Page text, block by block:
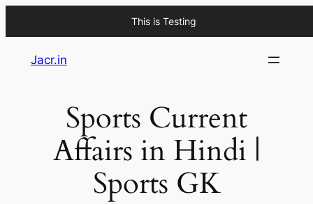
This is Testing
Jacr.in
Sports Current
Affairs in Hindi |
Sports GK